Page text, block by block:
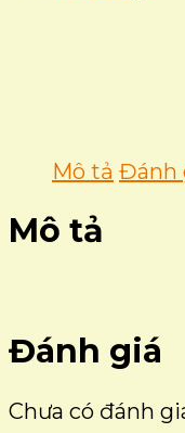
Mô tả Đánh
Mô tả
Đánh giá
Chưa có đánh